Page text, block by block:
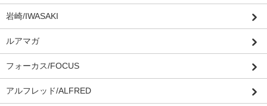
岩崎/IWASAKI
ルアマガ
フォーカス/FOCUS
アルフレッド/ALFRED